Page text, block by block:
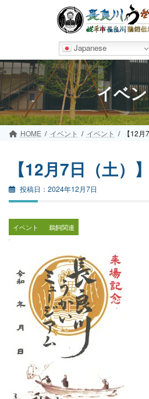
Japanese
イベ
HOME イベント イベント 【12
【12月7日（土）
2024年12月7日
イベント 鵜飼関連